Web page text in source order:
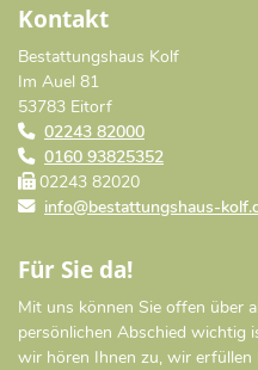
Kontakt
Bestattungshaus Kolf
Im Auel 81
53783 Eitorf
02243 82000
0160 93825352
02243 82020
info@bestattungshaus-
Für Sie da!
Mit uns können Sie offen über
persönlichen Abschied wichtig
wir hören Ihnen zu, wir erfüllen